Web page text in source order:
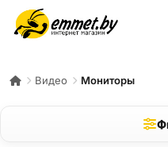
Видео Мониторы